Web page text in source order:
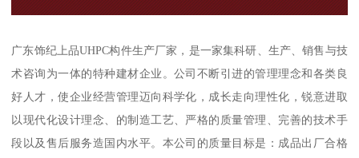
广东饰纪上品UHPC构件生产厂家，是一家集科研、生产、销售与技
术咨询为一体的特种建材企业。公司不断引进的管理理念和各类良
好人才，使企业经营管理迈向科学化，成长走向理性化，锐意进取
以现代化设计理念、的制造工艺、严格的质量管理、完善的技术手
段以及售后服务造国内水平。本公司的质量目标是：成品出厂合格